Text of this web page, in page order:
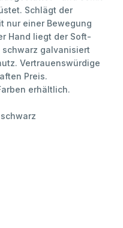
Schlägt der
nur einer Bewegung
Hand liegt der Soft-
galvanisiert
Vertrauenswürdige
Preis.
erhältlich.